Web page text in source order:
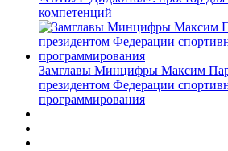
компетенций
Замглавы Минцифры Максим
президентом Федерации
программирования